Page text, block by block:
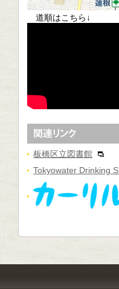
道順はこちら↓
板橋区立図書館
Tokyowater Drinking